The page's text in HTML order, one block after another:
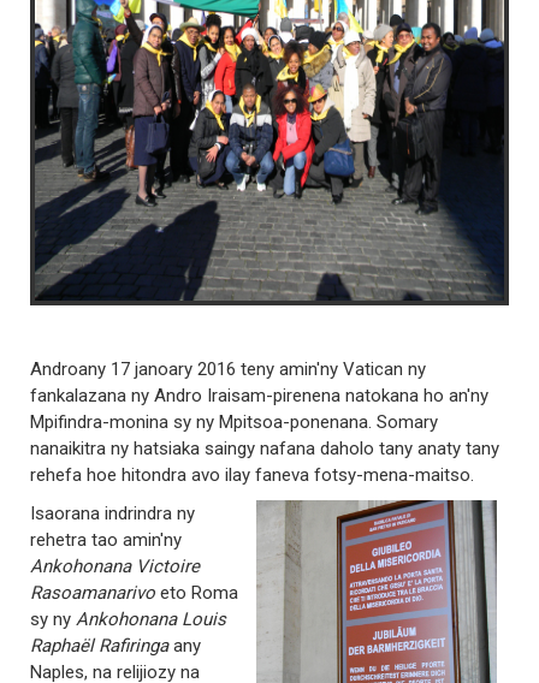
Androany 17 janoary 2016 teny amin'ny Vatican ny
fankalazana ny Andro Iraisam-pirenena natokana ho an'ny
Mpifindra-monina sy ny Mpitsoa-ponenana. Somary
nanaikitra ny hatsiaka saingy nafana daholo tany anaty tany
rehefa hoe hitondra avo ilay faneva fotsy-mena-maitso.
Isaorana indrindra ny
rehetra tao amin'ny
Ankohonana Victoire
Rasoamanarivo eto Roma
sy ny Ankohonana Louis
Raphaël Rafiringaany
Naples, na relijiozy na